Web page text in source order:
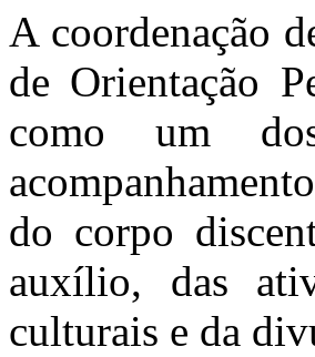
A coordenação
de Orientação
como um
do corpo
auxílio, das
culturais e da